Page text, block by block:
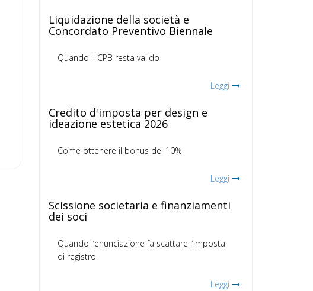
Liquidazione della società e
Concordato Preventivo Biennale
Quando il CPB resta valido
Leggi
Credito d'imposta per design e
ideazione estetica 2026
Come ottenere il bonus del 10%
Leggi
Scissione societaria e finanziamenti
dei soci
Quando l’enunciazione fa scattare l’imposta
di registro
Leggi